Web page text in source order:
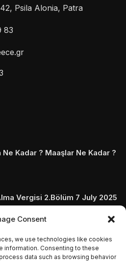
Consent
we use technologies like cookies
information. Consenting to these
data such as browsing behavior
Psila Alonia, Patra
83
Kadar ? Maaşlar Ne Kadar ?
Vergisi 2.Bölüm 7 July 2025